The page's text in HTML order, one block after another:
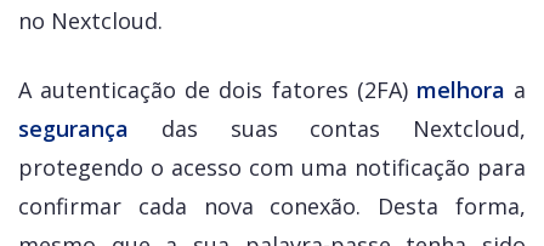
no Nextcloud.
A autenticação de dois fatores (2FA) melhora a
segurança das suas contas Nextcloud,
protegendo o acesso com uma notificação para
confirmar cada nova conexão. Desta forma,